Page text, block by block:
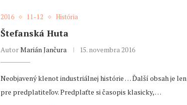
2016 11-12 História
Štefanská Huta
AutorMarián Jančura 15. novembra 2016
Neobjavený klenot industriálnej histórie … Ďalší obsah je len
pre predplatiteľov. Predplaťte si časopis klasicky, …